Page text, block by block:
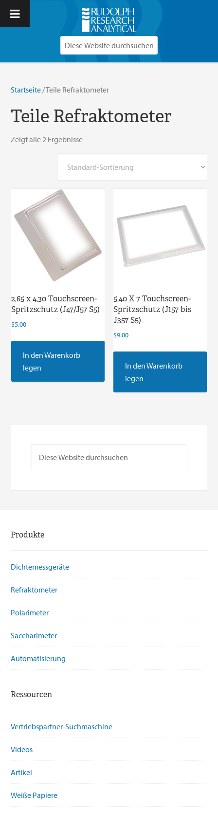
Startseite / Teile Refraktometer
Teile Refraktometer
Zeigt alle 2 Ergebnisse
2,65 x 4,30 Touchscreen-
Spritzschutz (J47/J57 S5)
$5.00
In den Warenkorb
legen
5,40 X 7 Touchscreen-
Spritzschutz (J157 bis
J357 S5)
$9.00
In den Warenkorb
legen
Produkte
Dichtemessgeräte
Refraktometer
Polarimeter
Saccharimeter
Automatisierung
Ressourcen
Vertriebspartner-Suchmaschine
Videos
Artikel
Weiße Papiere